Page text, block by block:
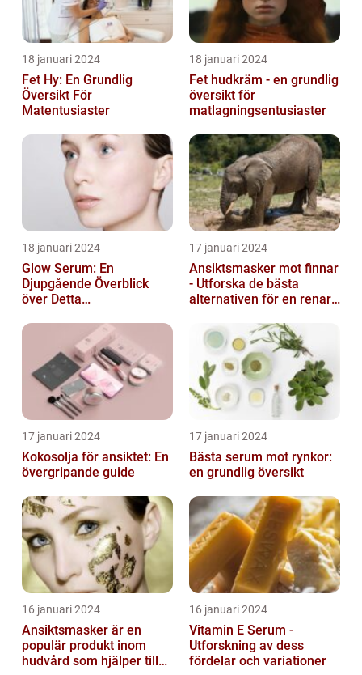
18 januari 2024
Fet Hy: En Grundlig
Översikt För
Matentusiaster
18 januari 2024
Fet hudkräm - en grundlig
översikt för
matlagningsentusiaster
18 januari 2024
Glow Serum: En
Djupgående Överblick
över Detta
17 januari 2024
Ansiktsmasker mot finnar
- Utforska de bästa
alternativen för en renare
17 januari 2024
Kokosolja för ansiktet: En
övergripande guide
17 januari 2024
Bästa serum mot rynkor:
en grundlig översikt
16 januari 2024
Ansiktsmasker är en
populär produkt inom
hudvård som hjälper till
16 januari 2024
Vitamin E Serum -
Utforskning av dess
fördelar och variationer